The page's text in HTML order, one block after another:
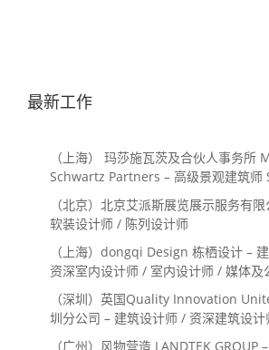
最新工作
（上海） 玛莎施瓦茨及合伙人事务所
Schwartz Partners – 高级景观建筑师
Landscape Designer / 景观建筑师
Landscape Designer
（北京）北京艾派斯展览展示服务有
软装设计师 / 陈列设计师
（上海）dongqi Design 栋栖设计 –
资深室内设计师 / 室内设计师 / 媒体及
系主管 / 设计实习生（常年招聘）
（深圳）英国Quality Innovation
圳分公司 – 建筑设计师 / 资深建筑设计
内设计师 / 设计实习生
（广州）风物营造 LANDTEK GROUP